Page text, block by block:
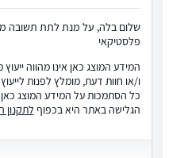
שלום בלה, על מנת לתת תשובה
פלסטיקאי
המידע המוצג כאן אינו מהווה
ו/או חוות דעת, מומלץ לפנות
כל הסתמכות על המידע המוצג
הגלישה באתר היא בכפוף לתקנון